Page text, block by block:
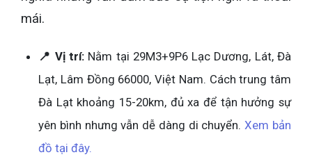
mái.
📍 Vị trí:Nằm tại 29M3+9P6 Lạc Dương, Lát, Đà
Lạt, Lâm Đồng 66000, Việt Nam. Cách trung tâm
Đà Lạt khoảng 15-20km, đủ xa để tận hưởng sự
yên bình nhưng vẫn dễ dàng di chuyển.Xem bản
đồ tại đây.